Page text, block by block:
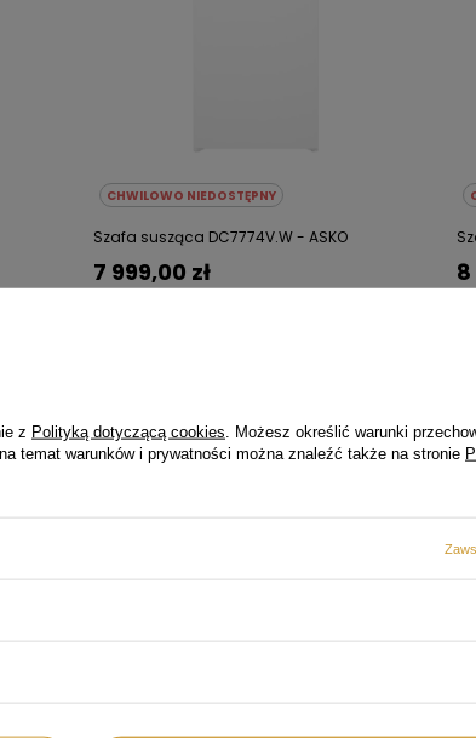
CHWILOWO NIEDOSTĘPNY
Szafa susząca DC7774V.W - ASKO
7 999,00 zł 8
z Polityką dotyczącą cookies . Możesz określić warunki
temat warunków i prywatności można znaleźć także na stronie